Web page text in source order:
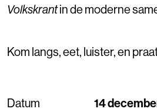
Volkskrantin de moderne
Kom langs, eet, luister, en
Datum 14